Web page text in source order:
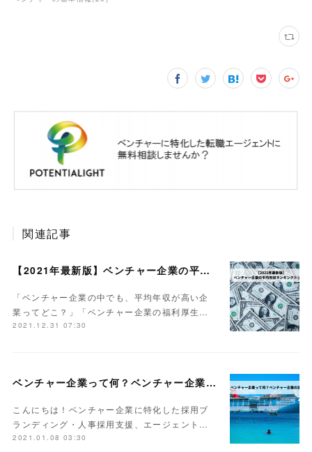
関連記事
【2021年最新版】ベンチャー企業の平均年収ランキング｜トップ10
「ベンチャー企業の中でも、平均年収が高い企
業ってどこ？」「ベンチャー企業の福利厚生…
2021.12.31 07:30
ベンチャー企業って何？ベンチャー企業の定義とは？
こんにちは！ベンチャー企業に特化した採用ブ
ランディング・人事採用支援、エージェント…
2021.01.08 03:30